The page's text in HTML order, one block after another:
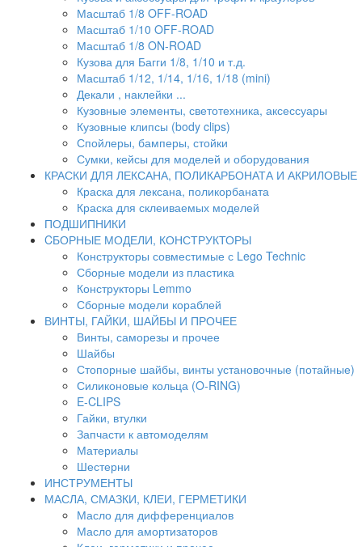
Масштаб 1/8 OFF-ROAD
Масштаб 1/10 OFF-ROAD
Масштаб 1/8 ON-ROAD
Кузова для Багги 1/8, 1/10 и т.д.
Масштаб 1/12, 1/14, 1/16, 1/18 (mini)
Декали , наклейки ...
Кузовные элементы, светотехника, аксессуары
Кузовные клипсы (body clips)
Спойлеры, бамперы, стойки
Сумки, кейсы для моделей и оборудования
КРАСКИ ДЛЯ ЛЕКСАНА, ПОЛИКАРБОНАТА И АКРИЛОВЫЕ
Краска для лексана, поликорбаната
Краска для склеиваемых моделей
ПОДШИПНИКИ
CБОРНЫЕ МОДЕЛИ, КОНСТРУКТОРЫ
Конструкторы совместимые с Lego Technic
Сборные модели из пластика
Конструкторы Lemmo
Сборные модели кораблей
ВИНТЫ, ГАЙКИ, ШАЙБЫ И ПРОЧЕЕ
Винты, саморезы и прочее
Шайбы
Стопорные шайбы, винты установочные (потайные)
Силиконовые кольца (O-RING)
E-CLIPS
Гайки, втулки
Запчасти к автомоделям
Материалы
Шестерни
ИНСТРУМЕНТЫ
МАСЛА, СМАЗКИ, КЛЕИ, ГЕРМЕТИКИ
Масло для дифференциалов
Масло для амортизаторов